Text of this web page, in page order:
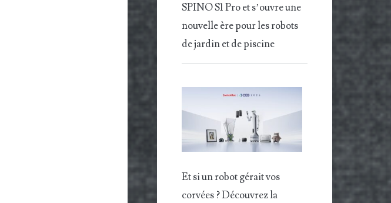
SPINO S1 Pro et s’ouvre une
nouvelle ère pour les robots
de jardin et de piscine
Et si un robot gérait vos
corvées ? Découvrez la